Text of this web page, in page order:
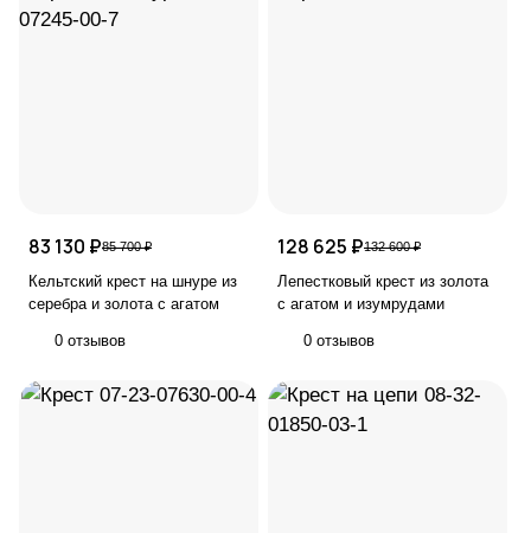
83 130 ₽85 700 ₽
Кельтский крест на шнуре из
серебра и золота с агатом
0 отзывов
128 625 ₽132 600 ₽
Лепестковый крест из золота
с агатом и изумрудами
0 отзывов